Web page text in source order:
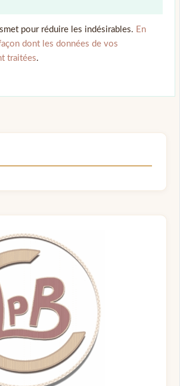
pour réduire les indésirables. En
dont les données de vos
traitées.